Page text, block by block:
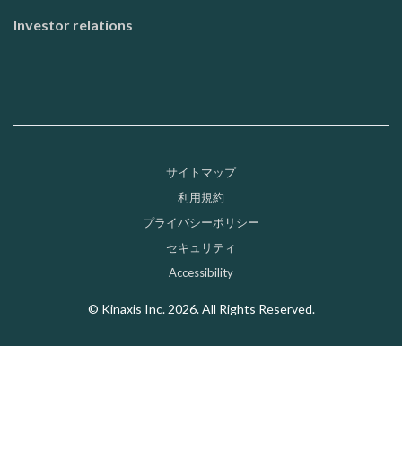
Investor relations
サイトマップ
利用規約
プライバシーポリシー
セキュリティ
Accessibility
© Kinaxis Inc. 2026. All Rights Reserved.